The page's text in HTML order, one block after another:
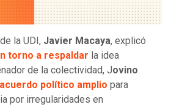
la UDI, Javier Macaya, explicó
torno a respaldar la idea
de la colectividad, Jovino
político amplio para
por irregularidades en